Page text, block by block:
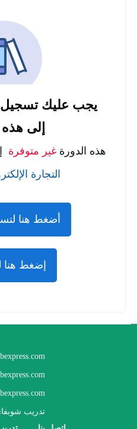
يجب عليك
إلى
هذه الدورةغير متوفرة
التجارة
أضغط هنا
إضغط هنا
تدريب